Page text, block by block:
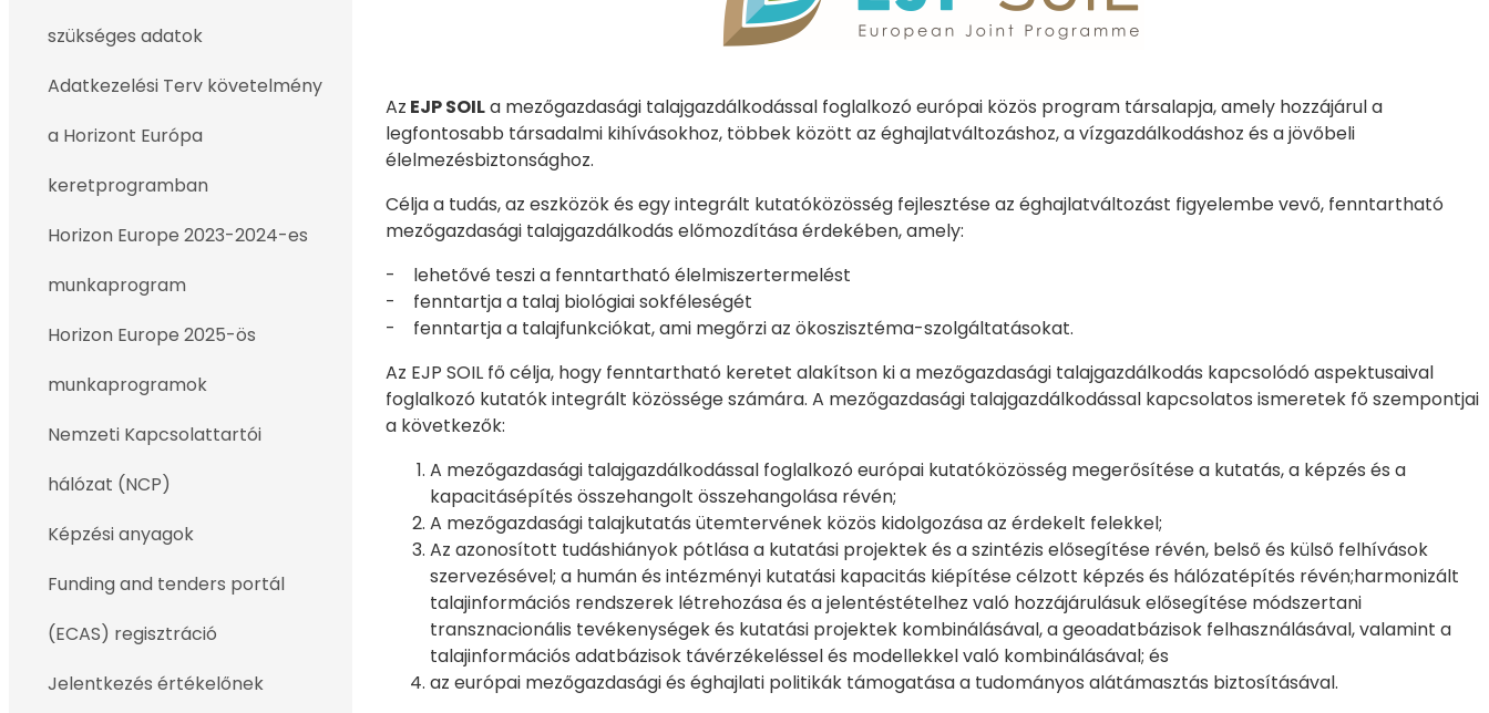
szükséges adatok
Adatkezelési Terv követelmény
a Horizont Európa
keretprogramban
Horizon Europe 2023-2024-es
munkaprogram
Horizon Europe 2025-ös
munkaprogramok
Nemzeti Kapcsolattartói
hálózat (NCP)
Képzési anyagok
Funding and tenders portál
(ECAS) regisztráció
Jelentkezés értékelőnek
​​​​​​​Az EJP SOILa mezőgazdasági talajgazdálkodással foglalkozó európai közös program társalapja, amely hozzájárul a
legfontosabb társadalmi kihívásokhoz, többek között az éghajlatváltozáshoz, a vízgazdálkodáshoz és a jövőbeli
élelmezésbiztonsághoz.
Célja a tudás, az eszközök és egy integrált kutatóközösség fejlesztése az éghajlatváltozást figyelembe vevő, fenntartható
mezőgazdasági talajgazdálkodás előmozdítása érdekében, amely:
- lehetővé teszi a fenntartható élelmiszertermelést
- fenntartja a talaj biológiai sokféleségét
- fenntartja a talajfunkciókat, ami megőrzi az ökoszisztéma-szolgáltatásokat.
Az EJP SOIL fő célja, hogy fenntartható keretet alakítson ki a mezőgazdasági talajgazdálkodás kapcsolódó aspektusaival
foglalkozó kutatók integrált közössége számára. A mezőgazdasági talajgazdálkodással kapcsolatos ismeretek fő szempontjai
a következők:
A mezőgazdasági talajgazdálkodással foglalkozó európai kutatóközösség megerősítése a kutatás, a képzés és a
kapacitásépítés összehangolt összehangolása révén;
A mezőgazdasági talajkutatás ütemtervének közös kidolgozása az érdekelt felekkel;
Az azonosított tudáshiányok pótlása a kutatási projektek és a szintézis elősegítése révén, belső és külső felhívások
szervezésével; a humán és intézményi kutatási kapacitás kiépítése célzott képzés és hálózatépítés révén;harmonizált
talajinformációs rendszerek létrehozása és a jelentéstételhez való hozzájárulásuk elősegítése módszertani
transznacionális tevékenységek és kutatási projektek kombinálásával, a geoadatbázisok felhasználásával, valamint a
talajinformációs adatbázisok távérzékeléssel és modellekkel való kombinálásával; és
az európai mezőgazdasági és éghajlati politikák támogatása a tudományos alátámasztás biztosításával.